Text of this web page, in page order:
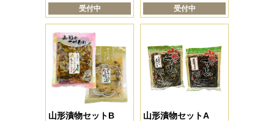
受付中
受付中
山形漬物セットB 山形漬物セットA